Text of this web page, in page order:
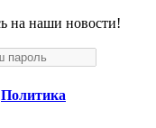
на наши новости!
Политика